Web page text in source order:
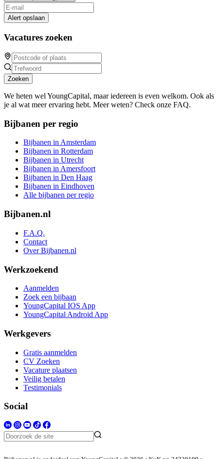
Alert opslaan
Vacatures zoeken
Zoeken
We heten wel YoungCapital, maar iedereen is even welkom. Ook als
je al wat meer ervaring hebt. Meer weten? Check onze FAQ.
Bijbanen per regio
Bijbanen in Amsterdam
Bijbanen in Rotterdam
Bijbanen in Utrecht
Bijbanen in Amersfoort
Bijbanen in Den Haag
Bijbanen in Eindhoven
Alle bijbanen per regio
Bijbanen.nl
F.A.Q.
Contact
Over Bijbanen.nl
Werkzoekend
Aanmelden
Zoek een bijbaan
YoungCapital IOS App
YoungCapital Android App
Werkgevers
Gratis aanmelden
CV Zoeken
Vacature plaatsen
Veilig betalen
Testimonials
Social